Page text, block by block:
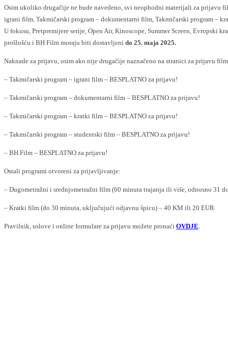
Osim ukoliko drugačije ne bude navedeno, svi neophodni materijali za prijavu
igrani film, Takmičarski program – dokumentarni film, Takmičarski program –
U fokusu, Pretpremijere serije, Open Air, Kinoscope, Summer Screen, Evropski
prošlošću i BH Film moraju biti dostavljeni do 25. maja 2025.
Naknade za prijavu, osim ako nije drugačije naznačeno na stranici za prijavu
– Takmičarski program – igrani film – BESPLATNO za prijavu!
– Takmičarski program – dokumentarni film – BESPLATNO za prijavu!
– Takmičarski program – kratki film – BESPLATNO za prijavu!
– Takmičarski program – studentski film – BESPLATNO za prijavu!
– BH Film – BESPLATNO za prijavu!
Ostali programi otvoreni za prijavljivanje:
– Dugometražni i srednjometražni film (60 minuta trajanja ili više, odnosno 31
– Kratki film (do 30 minuta, uključujući odjavnu špicu) – 40 KM ili 20 EUR
Pravilnik, uslove i online formulare za prijavu možete pronaći OVDJE.